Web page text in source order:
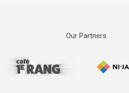
Our Partners